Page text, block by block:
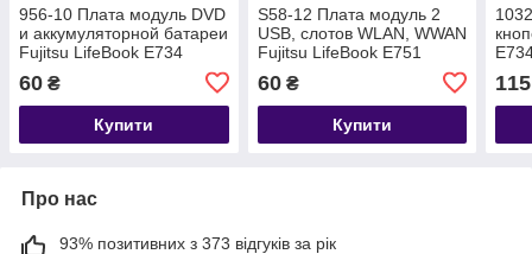
956-10 Плата модуль DVD
и аккумуляторной батареи
Fujitsu LifeBook E734
60 ₴
Купити
S58-12 Плата модуль 2
USB, слотов WLAN, WWAN
Fujitsu LifeBook E751
60₴
Купити
115
Про нас
93% позитивних з 373 відгуків за рік